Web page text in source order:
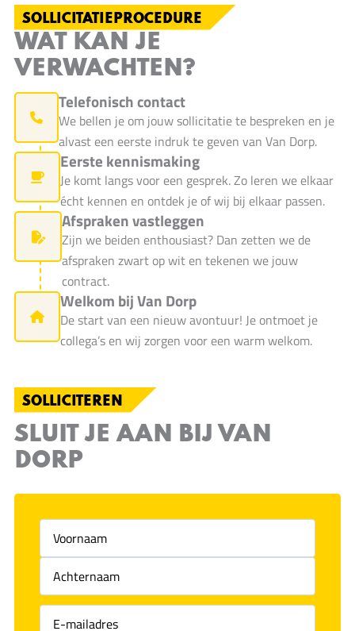
SOLLICITATIEPROCEDURE
WAT KAN JE
VERWACHTEN?
Telefonisch contact
We bellen je om jouw sollicitatie te bespreken en je
alvast een eerste indruk te geven van Van Dorp.
Eerste kennismaking
Je komt langs voor een gesprek. Zo leren we elkaar
écht kennen en ontdek je of wij bij elkaar passen.
Afspraken vastleggen
Zijn we beiden enthousiast? Dan zetten we de
afspraken zwart op wit en tekenen we jouw
contract.
Welkom bij Van Dorp
De start van een nieuw avontuur! Je ontmoet je
collega’s en wij zorgen voor een warm welkom.
SOLLICITEREN
SLUIT JE AAN BIJ VAN
DORP
Voornaam
(Vereist)
Achternaam
(Vereist)